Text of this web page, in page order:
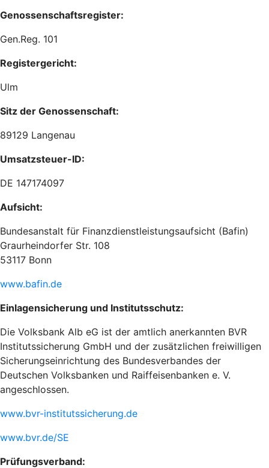
Genossenschaftsregister:
Gen.Reg. 101
Registergericht:
Ulm
Sitz der Genossenschaft:
89129 Langenau
Umsatzsteuer-ID:
DE 147174097
Aufsicht:
Bundesanstalt für Finanzdienstleistungsaufsicht (Bafin)
Graurheindorfer Str. 108
53117 Bonn
www.bafin.de
Einlagensicherung und Institutsschutz:
Die Volksbank Alb eG ist der amtlich anerkannten BVR
Institutssicherung GmbH und der zusätzlichen freiwilligen
Sicherungseinrichtung des Bundesverbandes der
Deutschen Volksbanken und Raiffeisenbanken e. V.
angeschlossen.
www.bvr-institutssicherung.de
www.bvr.de/SE
Prüfungsverband: